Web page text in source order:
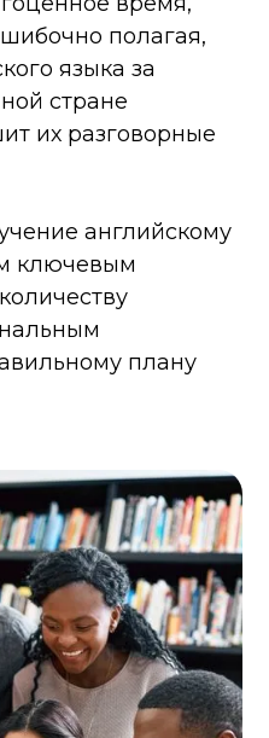
полагая,
языка за
стране
их разговорные
английскому
ключевым
плану